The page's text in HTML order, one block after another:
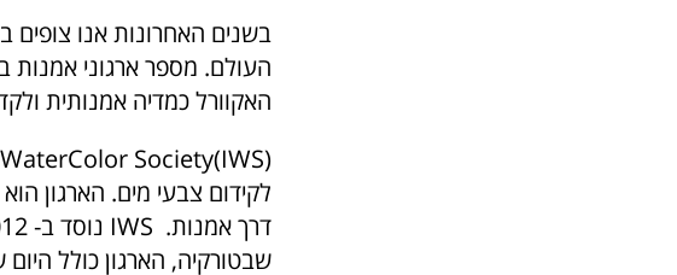
בשנים האחרונות אנו צופים
העולם. מספר ארגוני אמנות
האקוורל כמדיה אמנותית
לקידום צבעי מים. הארגון